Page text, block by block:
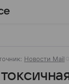
Новости Mail